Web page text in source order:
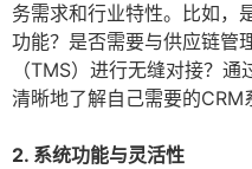
务需求和行业特性。比如，
功能？是否需要与供应链管
（TMS）进行无缝对接？
清晰地了解自己需要的CRM
2. 系统功能与灵活性